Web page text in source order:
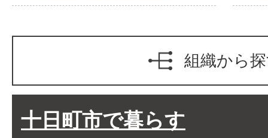
組織から
十日町市で暮らす